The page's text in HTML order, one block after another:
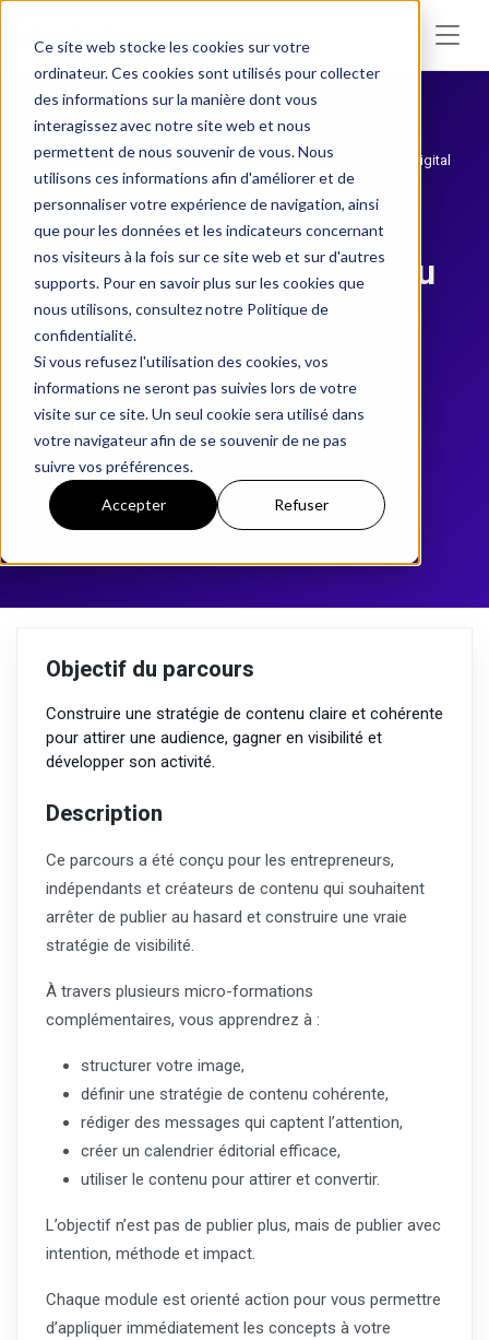
Ce site web stocke les cookies sur votre
ordinateur. Ces cookies sont utilisés pour collecter
des informations sur la manière dont vous
interagissez avec notre site web et nous
permettent de nous souvenir de vous. Nous
utilisons ces informations afin d'améliorer et de
personnaliser votre expérience de navigation, ainsi
que pour les données et les indicateurs concernant
nos visiteurs à la fois sur ce site web et sur d'autres
supports. Pour en savoir plus sur les cookies que
nous utilisons, consultez notre Politique de
confidentialité.
Si vous refusez l'utilisation des cookies, vos
informations ne seront pas suivies lors de votre
visite sur ce site. Un seul cookie sera utilisé dans
votre navigateur afin de se souvenir de ne pas
suivre vos préférences.
Accepter Refuser
Accueil Parcours Attirer des clients grâce au contenu digital
Parcours guidé
Attirer des clients grâce au
contenu digital
Apprenez à créer du contenu clair, régulier et
stratégique pour attirer une audience et
transformer votre visibilité en véritable levier
business.
Objectif du parcours
Construire une stratégie de contenu claire et cohérente
pour attirer une audience, gagner en visibilité et
développer son activité.
Description
Ce parcours a été conçu pour les entrepreneurs,
indépendants et créateurs de contenu qui souhaitent
arrêter de publier au hasard et construire une vraie
stratégie de visibilité.
À travers plusieurs micro-formations
complémentaires, vous apprendrez à :
structurer votre image,
définir une stratégie de contenu cohérente,
rédiger des messages qui captent l’attention,
créer un calendrier éditorial efficace,
utiliser le contenu pour attirer et convertir.
L’objectif n’est pas de publier plus, mais de publier avec
intention, méthode et impact.
Chaque module est orienté action pour vous permettre
d’appliquer immédiatement les concepts à votre